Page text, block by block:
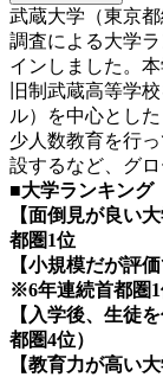
武蔵大学（東京
調査による大学
インしました。
旧制武蔵高等学
ル）を中心とし
少人数教育を行
設するなど、グ
■大学ランキング
【面倒見が良い
都圏1位
【小規模だが評
※6年連続首都圏
【入学後、生徒
都圏4位）
【教育力が高い